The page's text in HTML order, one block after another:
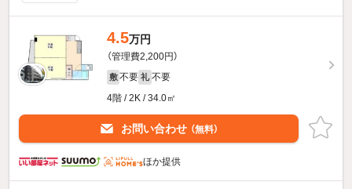
4.5万円
（管理費2,200円）
敷 不要 礼 不要
4階 / 2K / 34.0㎡
お問い合わせ （無料）
ほか提供